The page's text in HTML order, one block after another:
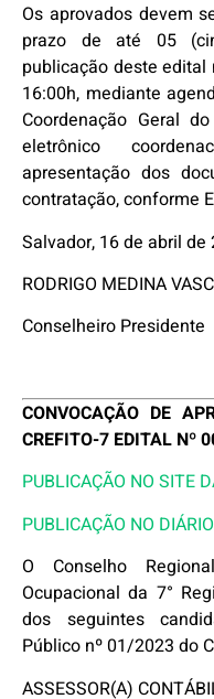
Os aprovados devem
prazo de até 05
publicação deste
16:00h, mediante
Coordenação Geral
eletrônico
apresentação dos
contratação, conforme
Salvador, 16 de abril de
RODRIGO MEDINA
Conselheiro Presidente
CONVOCAÇÃO DE
CREFITO-7 EDITAL Nº
PUBLICAÇÃO NO SITE
PUBLICAÇÃO NO
O Conselho
Ocupacional da 7°
dos seguintes
Público nº 01/2023 do
ASSESSOR(A)